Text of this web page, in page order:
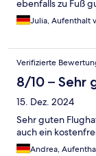
ebenfalls zu Fuß
Julia, Aufenthalt
Verifizierte
8/10 – Sehr
15. Dez. 2024
Sehr guten
auch ein
Andrea,